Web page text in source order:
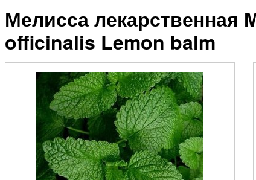
Мелисса лекарственная Melissa
officinalis Lemon balm